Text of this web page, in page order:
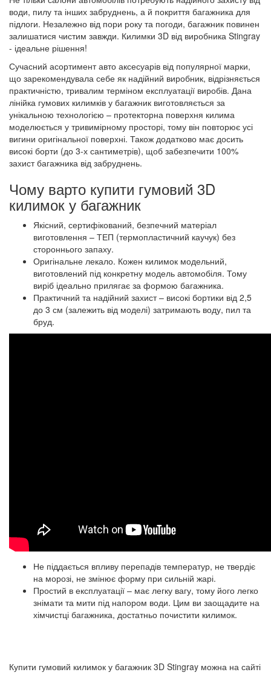
води, пилу та інших забруднень, а й покриття багажника для
підлоги. Незалежно від пори року та погоди, багажник повинен
залишатися чистим завжди. Килимки 3D від виробника Stingray
- ідеальне рішення!
Сучасний асортимент авто аксесуарів від популярної марки,
що зарекомендувала себе як надійний виробник, відрізняється
практичністю, тривалим терміном експлуатації виробів. Дана
лінійка гумових килимків у багажник виготовляється за
унікальною технологією – протекторна поверхня килима
моделюється у тривимірному просторі, тому він повторює усі
вигини оригінальної поверхні. Також додатково має досить
високі борти (до 3-х сантиметрів), щоб забезпечити 100%
захист багажника від забруднень.
Чому варто купити гумовий 3D
килимок у багажник
Якісний, сертифікований, безпечний матеріал
виготовлення – ТЕП (термопластичний каучук) без
стороннього запаху.
Оригінальне лекало. Кожен килимок модельний,
виготовлений під конкретну модель автомобіля. Тому
виріб ідеально прилягає за формою багажника.
Практичний та надійний захист – високі бортики від 2,5
до 3 см (залежить від моделі) затримають воду, пил та
бруд.
Не піддається впливу перепадів температур, не твердіє
на морозі, не змінює форму при сильній жарі.
Простий в експлуатації – має легку вагу, тому його легко
знімати та мити під напором води. Цим ви заощадите на
хімчистці багажника, достатньо почистити килимок.
Купити гумовий килимок у багажник 3D Stingray можна на сайті